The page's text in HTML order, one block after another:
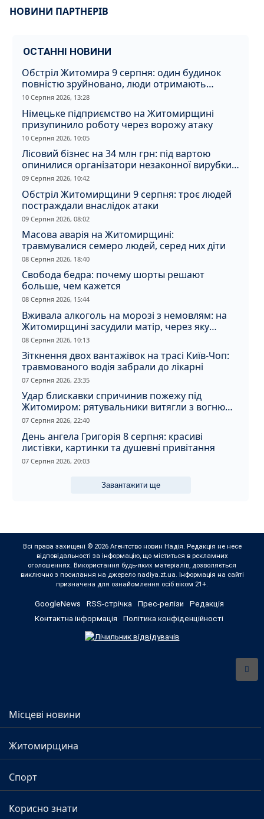
НОВИНИ ПАРТНЕРІВ
ОСТАННІ НОВИНИ
Обстріл Житомира 9 серпня: один будинок
повністю зруйновано, люди отримають
компенсацію
10 Серпня 2026, 13:28
Німецьке підприємство на Житомирщині
призупинило роботу через ворожу атаку
10 Серпня 2026, 10:05
Лісовий бізнес на 34 млн грн: під вартою
опинилися організатори незаконної вирубки
на Житомирщині
09 Серпня 2026, 10:42
Обстріл Житомирщини 9 серпня: троє людей
постраждали внаслідок атаки
09 Серпня 2026, 08:02
Масова аварія на Житомирщині:
травмувалися семеро людей, серед них діти
08 Серпня 2026, 18:40
Свобода бедра: почему шорты решают
больше, чем кажется
08 Серпня 2026, 15:44
Вживала алкоголь на морозі з немовлям: на
Житомирщині засудили матір, через яку
дитина отримала обмороження
08 Серпня 2026, 10:13
Зіткнення двох вантажівок на трасі Київ-Чоп:
травмованого водія забрали до лікарні
07 Серпня 2026, 23:35
Удар блискавки спричинив пожежу під
Житомиром: рятувальники витягли з вогню
кота
07 Серпня 2026, 22:40
День ангела Григорія 8 серпня: красиві
листівки, картинки та душевні привітання
07 Серпня 2026, 20:03
Завантажити ще
Всі права захищені © 2026 Агентство новин Надія. Редакція не несе
відповідальності за інформацію, що міститься в рекламних
оголошеннях. Використання будь-яких матеріалів, дозволяється
виключно з посилання на джерело nadiya.zt.ua. Інформація на сайті
призначена для ознайомлення осіб віком 21+.
GoogleNews RSS-стрічка Прес-релізи
Редакція
Контактна інформація
Політика конфіденційності
Місцеві новини
Житомирщина
Спорт
Корисно знати